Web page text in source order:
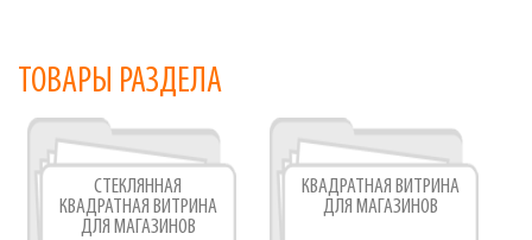
ТОВАРЫ РАЗДЕЛА
СТЕКЛЯННАЯ
КВАДРАТНАЯ ВИТРИНА
ДЛЯ МАГАЗИНОВ
КВАДРАТНАЯ ВИТРИНА
ДЛЯ МАГАЗИНОВ